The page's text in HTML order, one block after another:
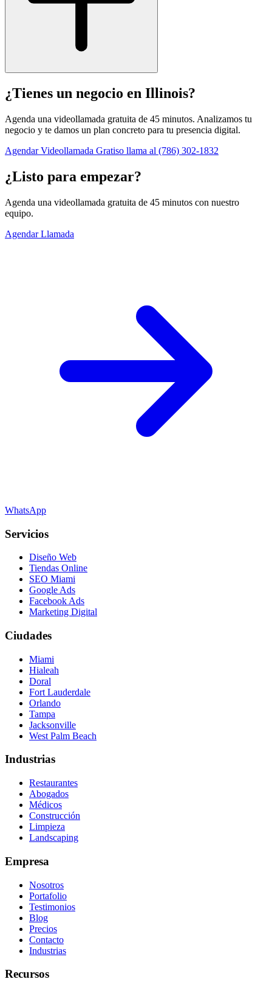
¿Tienes un negocio en Illinois?
Agenda una videollamada gratuita de 45 minutos. Analizamos tu
negocio y te damos un plan concreto para tu presencia digital.
Agendar Videollamada Gratiso llama al (786) 302-1832
¿Listo para empezar?
Agenda una videollamada gratuita de 45 minutos con nuestro
equipo.
Agendar Llamada
WhatsApp
Servicios
Diseño Web
Tiendas Online
SEO Miami
Google Ads
Facebook Ads
Marketing Digital
Ciudades
Miami
Hialeah
Doral
Fort Lauderdale
Orlando
Tampa
Jacksonville
West Palm Beach
Industrias
Restaurantes
Abogados
Médicos
Construcción
Limpieza
Landscaping
Empresa
Nosotros
Portafolio
Testimonios
Blog
Precios
Contacto
Industrias
Recursos